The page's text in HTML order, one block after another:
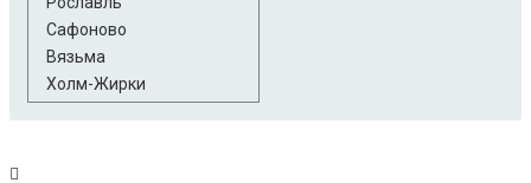
Сафоново
Вязьма
Холм-Жирки